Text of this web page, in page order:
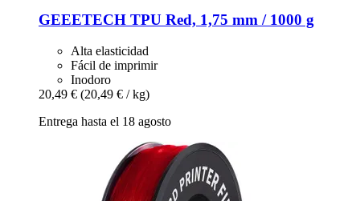
GEEETECH TPU Red, 1,75 mm / 1000 g
Alta elasticidad
Fácil de imprimir
Inodoro
20,49 € (20,49 € / kg)
Entrega hasta el 18 agosto